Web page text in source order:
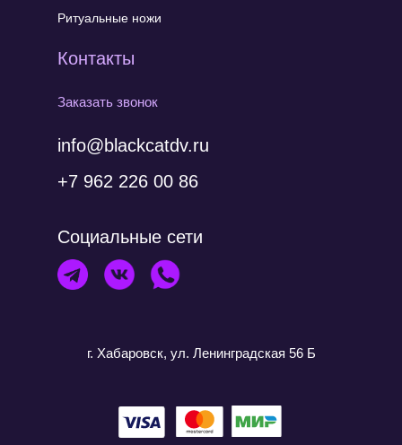
Контакты
Заказать звонок
Ритуальные ножи
info@blackcatdv.ru
Социальные сети
+7 962 226 00 86
г. Хабаровск, ул. Ленинградская 56 Б